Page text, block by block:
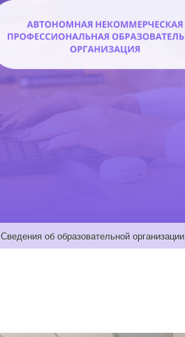
Сведения об образовательной организации